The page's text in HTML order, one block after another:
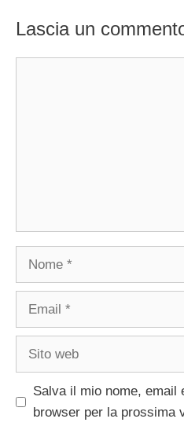
Lascia un
Nome
Email
Sito
Salva il mio nome, email
browser per la prossima